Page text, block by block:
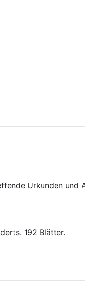
192 Blätter.